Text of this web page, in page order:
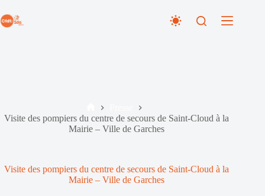
au
contenu
Accueil
Visite des pompiers du centre de secours de Saint-Cloud à la
Mairie – Ville de Garches
Visite des pompiers du centre de secours de Saint-Cloud à la
Mairie – Ville de Garches